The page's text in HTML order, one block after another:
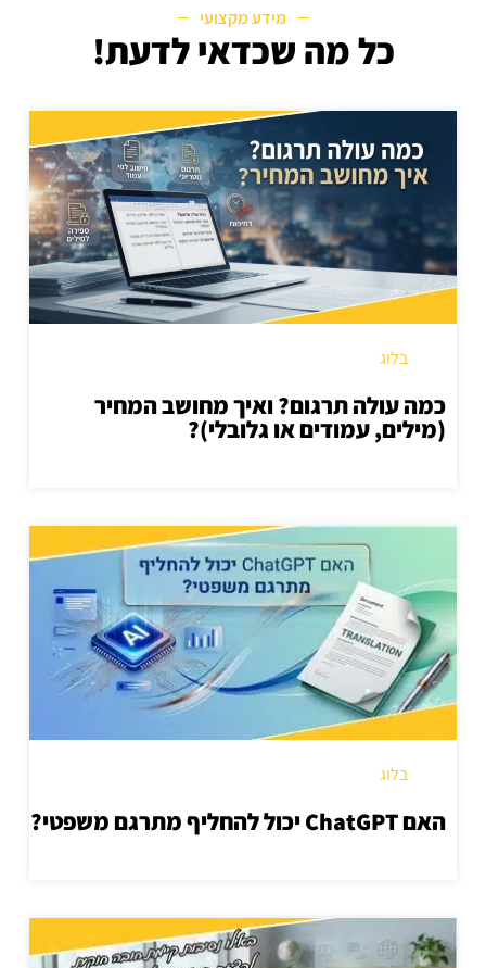
מידע מקצועי
כל מה שכדאי לדעת!
בלוג
כמה עולה תרגום? ואיך מחושב המחיר
(מילים, עמודים או גלובלי)?
בלוג
האם ChatGPT יכול להחליף מתרגם משפטי?